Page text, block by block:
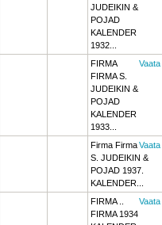
JUDEIKIN &
POJAD
KALENDER
1932...
Vaata
FIRMA
FIRMA S.
JUDEIKIN &
POJAD
KALENDER
1933...
Vaata
Firma Firma
S. JUDEIKIN &
POJAD 1937.
KALENDER...
Vaata
FIRMA ..
FIRMA 1934